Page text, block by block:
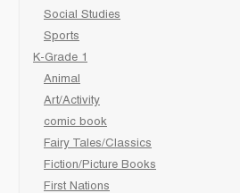
Social Studies
Sports
K-Grade 1
Animal
Art/Activity
comic book
Fairy Tales/Classics
Fiction/Picture Books
First Nations